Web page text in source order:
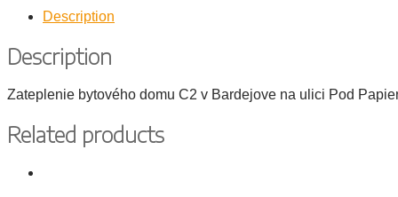
Description
Description
Zateplenie bytového domu C2 v Bardejove na ulici Pod
Related products